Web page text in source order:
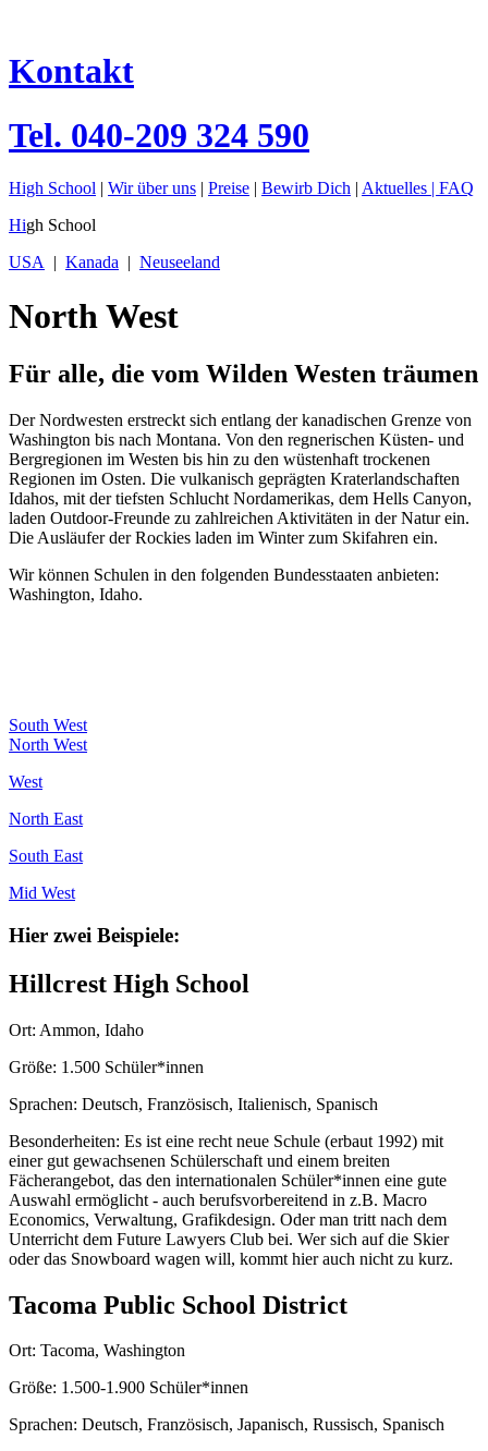
Kontakt
Tel. 040-209 324 590
High School | Wir über uns | Preise | Bewirb Dich | Aktuelles | FAQ
High School
USA
| Kanada | Neuseeland
North West
Für alle, die vom Wilden Westen träumen
Der Nordwesten erstreckt sich entlang der kanadischen Grenze von
Washington bis nach Montana. Von den regnerischen Küsten- und
Bergregionen im Westen bis hin zu den wüstenhaft trockenen
Regionen im Osten. Die vulkanisch geprägten Kraterlandschaften
Idahos, mit der tiefsten Schlucht Nordamerikas, dem Hells Canyon,
laden Outdoor-Freunde zu zahlreichen Aktivitäten in der Natur ein.
Die Ausläufer der Rockies laden im Winter zum Skifahren ein.
Wir können Schulen in den folgenden Bundesstaaten anbieten:
Washington, Idaho.
South West
North West
West
North East
South East
Mid West
Hier zwei Beispiele:
Hillcrest High School
Ort: Ammon, Idaho
Größe: 1.500 Schüler*innen
Sprachen: Deutsch, Französisch, Italienisch, Spanisch
Besonderheiten: Es ist eine recht neue Schule (erbaut 1992) mit
einer gut gewachsenen Schülerschaft und einem breiten
Fächerangebot, das den internationalen Schüler*innen eine gute
Auswahl ermöglicht - auch berufsvorbereitend in z.B. Macro
Economics, Verwaltung, Grafikdesign. Oder man tritt nach dem
Unterricht dem Future Lawyers Club bei. Wer sich auf die Skier
oder das Snowboard wagen will, kommt hier auch nicht zu kurz.
Tacoma Public School District
Ort: Tacoma, Washington
Größe: 1.500-1.900 Schüler*innen
Sprachen: Deutsch, Französisch, Japanisch, Russisch, Spanisch